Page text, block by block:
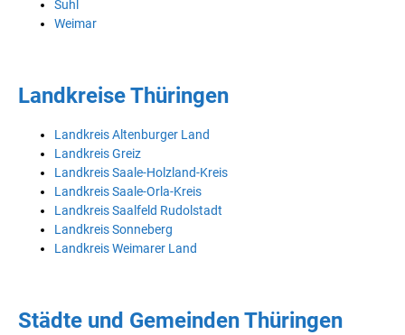
Suhl
Weimar
Landkreise Thüringen
Landkreis Altenburger Land
Landkreis Greiz
Landkreis Saale-Holzland-Kreis
Landkreis Saale-Orla-Kreis
Landkreis Saalfeld Rudolstadt
Landkreis Sonneberg
Landkreis Weimarer Land
Städte und Gemeinden Thüringen